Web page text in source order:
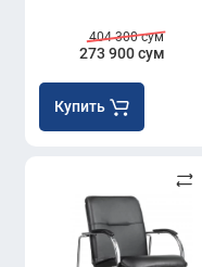
273 900 сум
404 300 сум
Купить